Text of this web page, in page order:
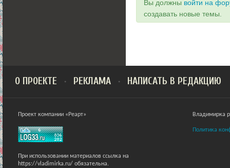
Вы должны войти на
создавать новые темы.
О ПРОЕКТЕ РЕКЛАМА НАПИСАТЬ В РЕДАКЦИЮ
Проект компании «Реарт»
При использовании материалов ссылка на
https://vladimirka.ru/ обязательна.
Владимирка
Политика